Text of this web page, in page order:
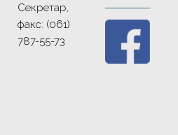
Секретар,
факс: (061)
787-55-73